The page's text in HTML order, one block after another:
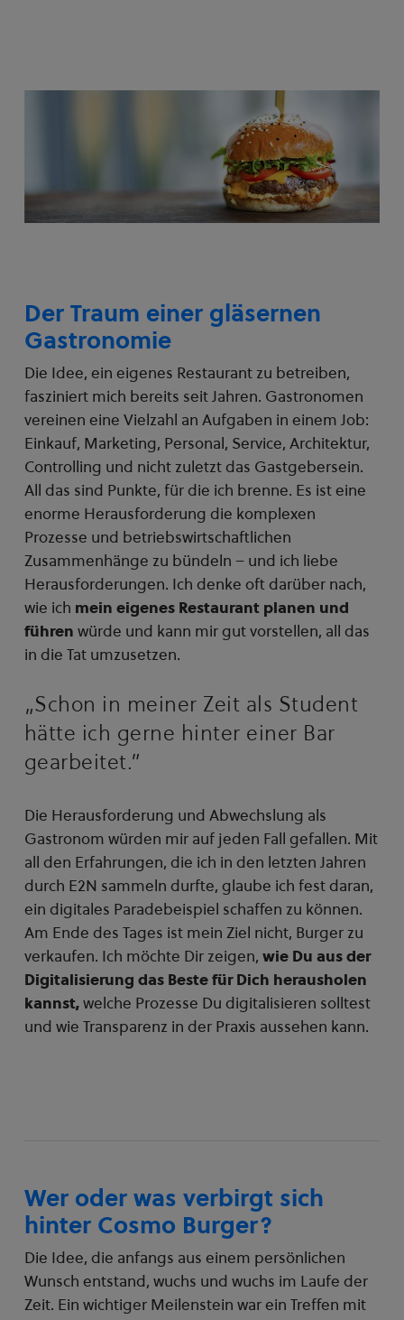
Der Traum einer gläsernen
Gastronomie
Die Idee, ein eigenes Restaurant zu betreiben,
fasziniert mich bereits seit Jahren. Gastronomen
vereinen eine Vielzahl an Aufgaben in einem Job:
Einkauf, Marketing, Personal, Service, Architektur,
Controlling und nicht zuletzt das Gastgebersein.
All das sind Punkte, für die ich brenne. Es ist eine
enorme Herausforderung die komplexen
Prozesse und betriebswirtschaftlichen
Zusammenhänge zu bündeln – und ich liebe
Herausforderungen. Ich denke oft darüber nach,
wie ich mein eigenes Restaurant planen und
führen würde und kann mir gut vorstellen, all das
in die Tat umzusetzen.
„Schon in meiner Zeit als Student
hätte ich gerne hinter einer Bar
gearbeitet.”
Die Herausforderung und Abwechslung als
Gastronom würden mir auf jeden Fall gefallen. Mit
all den Erfahrungen, die ich in den letzten Jahren
durch E2N sammeln durfte, glaube ich fest daran,
ein digitales Paradebeispiel schaffen zu können.
Am Ende des Tages ist mein Ziel nicht, Burger zu
verkaufen. Ich möchte Dir zeigen, wie Du aus der
Digitalisierung das Beste für Dich herausholen
kannst,welche Prozesse Du digitalisieren solltest
und wie Transparenz in der Praxis aussehen kann.
Wer oder was verbirgt sich
hinter Cosmo Burger?
Die Idee, die anfangs aus einem persönlichen
Wunsch entstand, wuchs und wuchs im Laufe der
Zeit. Ein wichtiger Meilenstein war ein Treffen mit